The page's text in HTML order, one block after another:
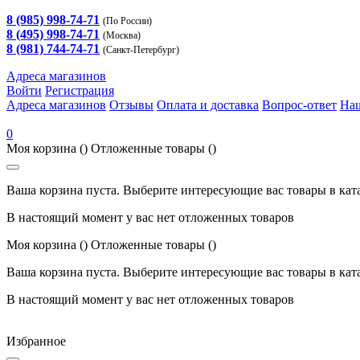
8 (985) 998-74-71 (По России)
8 (495) 998-74-71 (Москва)
8 (981) 744-74-71 (Санкт-Петербург)
Адреса магазинов
Войти Регистрация
Адреса магазинов Отзывы Оплата и доставка Вопрос-ответ
0
Моя корзина () Отложенные товары ()
Ваша корзина пуста. Выберите интересующие вас товары в
В настоящий момент у вас нет отложенных товаров
Моя корзина () Отложенные товары ()
Ваша корзина пуста. Выберите интересующие вас товары в
В настоящий момент у вас нет отложенных товаров
Избранное